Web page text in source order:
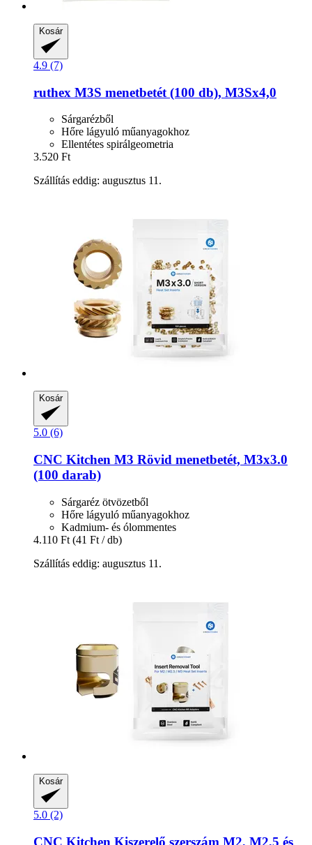
Kosár
4.9 (7)
ruthex M3S menetbetét (100 db), M3Sx4,0
Sárgarézből
Hőre lágyuló műanyagokhoz
Ellentétes spirálgeometria
3.520 Ft
Szállítás eddig: augusztus 11.
Kosár
5.0 (6)
CNC Kitchen M3 Rövid menetbetét, M3x3.0
(100 darab)
Sárgaréz ötvözetből
Hőre lágyuló műanyagokhoz
Kadmium- és ólommentes
4.110 Ft (41 Ft / db)
Szállítás eddig: augusztus 11.
Kosár
5.0 (2)
CNC Kitchen Kiszerelő szerszám M2, M2,5 és